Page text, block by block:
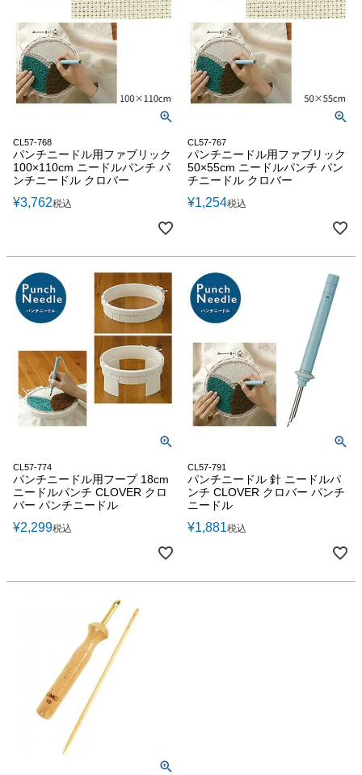
CL57-768
パンチニードル用ファブリック
100×110cm ニードルパンチ パ
ンチニードル クロバー
¥3,762税込
CL57-767
パンチニードル用ファブリック
50×55cm ニードルパンチ パン
チニードル クロバー
¥1,254税込
CL57-774
パンチニードル用フープ 18cm
ニードルパンチ CLOVER クロ
バー パンチニードル
¥2,299税込
CL57-791
パンチニードル 針 ニードルパ
ンチ CLOVER クロバー パンチ
ニードル
¥1,881税込